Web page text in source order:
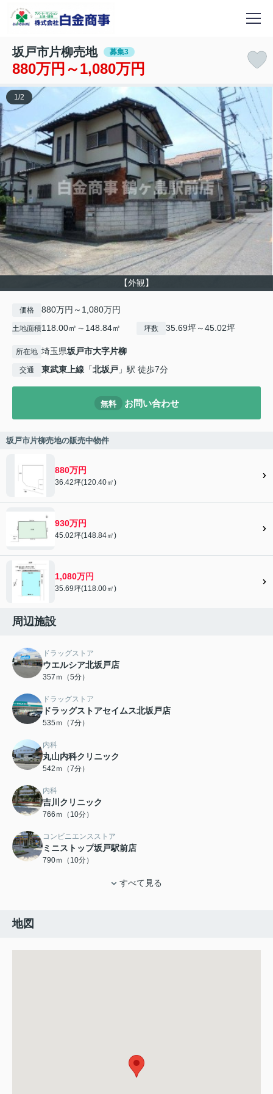
坂戸市片柳売地 募集3
880万円～1,080万円
【外観】
1 /2
価格 880万円～1,080万円
土地面積118.00㎡～148.84㎡ 坪数 35.69坪～45.02坪
所在地 埼玉県坂戸市大字片柳
交通 東武東上線 「北坂戸 」駅 徒歩7分
無料 お問い合わせ
坂戸市片柳売地の販売中物件
880万円
36.42坪(120.40㎡)
930万円
45.02坪(148.84㎡)
1,080万円
35.69坪(118.00㎡)
周辺施設
ドラッグストア
ウエルシア北坂戸店
357ｍ（5分）
ドラッグストア
ドラッグストアセイムス北坂戸店
535ｍ（7分）
内科
丸山内科クリニック
542ｍ（7分）
内科
吉川クリニック
766ｍ（10分）
コンビニエンスストア
ミニストップ坂戸駅前店
790ｍ（10分）
すべて見る
地図